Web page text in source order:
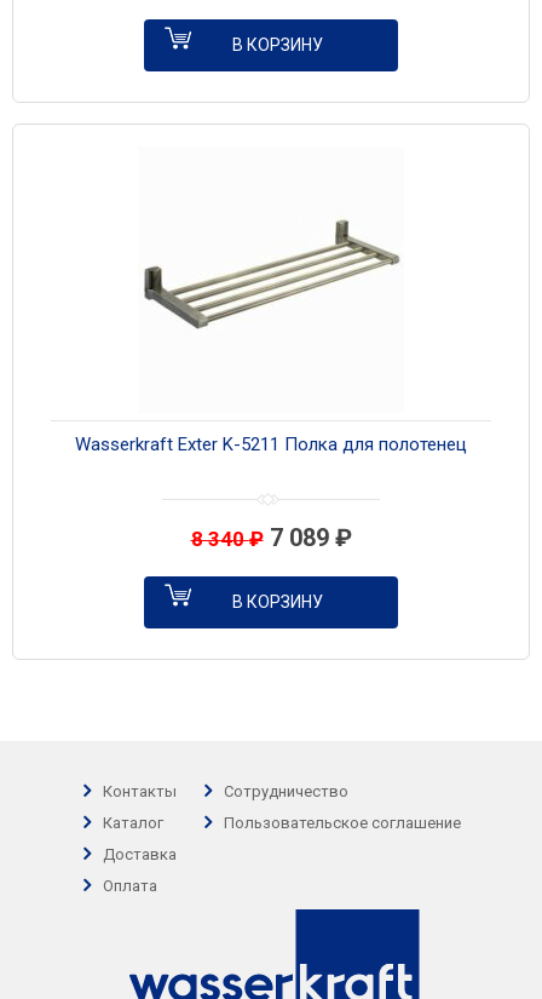
В КОРЗИНУ
Wasserkraft Exter K-5211 Полка для полотенец
8 340₽ 7 089 ₽
В КОРЗИНУ
Контакты
Каталог
Доставка
Оплата
Сотрудничество
Пользовательское соглашение